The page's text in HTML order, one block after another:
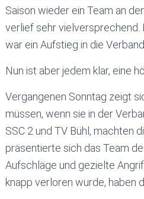
Saison wieder ein Team an
verlief sehr
war ein Aufstieg in die
Nun ist aber jedem klar, eine
Vergangenen Sonntag zeigt
müssen, wenn sie in der
SSC 2 und TV Bühl, machten
präsentierte sich das Team
Aufschläge und gezielte
knapp verloren wurde, haben